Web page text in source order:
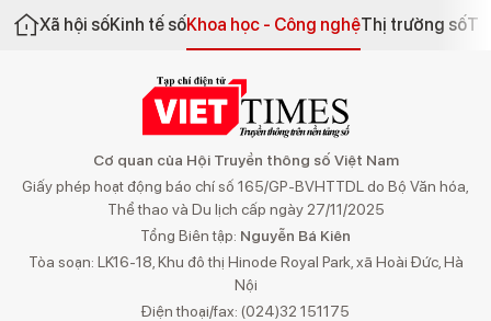
Xã hội sốKinh tế sốKhoa học - Công nghệThị trường số
Cơ quan của Hội Truyền thông số Việt Nam
Giấy phép hoạt động báo chí số 165/GP-BVHTTDL do Bộ Văn hóa,
Thể thao và Du lịch cấp ngày 27/11/2025
Tổng Biên tập: Nguyễn Bá Kiên
Tòa soạn: LK16-18, Khu đô thị Hinode Royal Park, xã Hoài Đức, Hà
Nội
Điện thoại/fax: (024)32 151175